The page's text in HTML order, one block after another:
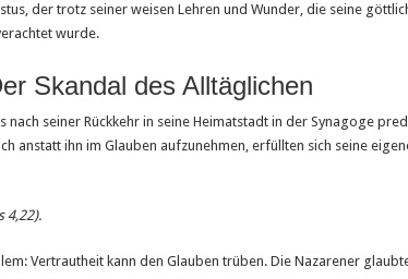
der trotz seiner weisen Lehren und Wunder, die seine
wurde.
Skandal des Alltäglichen
nach seiner Rückkehr in seine Heimatstadt in der Synagoge
anstatt ihn im Glauben aufzunehmen, erfüllten sich seine
4,22).
Vertrautheit kann den Glauben trüben. Die Nazarener